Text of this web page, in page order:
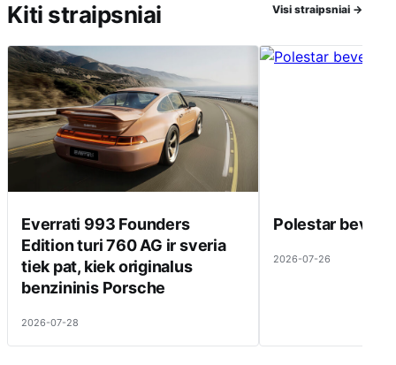
Kiti straipsniai Visi straipsniai →
Everrati 993 Founders
Edition turi 760 AG ir sveria
tiek pat, kiek originalus
benzininis Porsche
2026-07-28
Polestar beveik
2026-07-26